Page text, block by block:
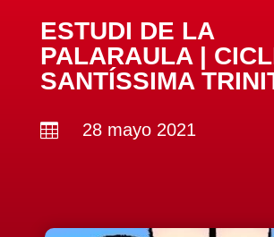
ESTUDI DE LA
PALARAULA |
SANTÍSSIMA
 28 mayo 2021